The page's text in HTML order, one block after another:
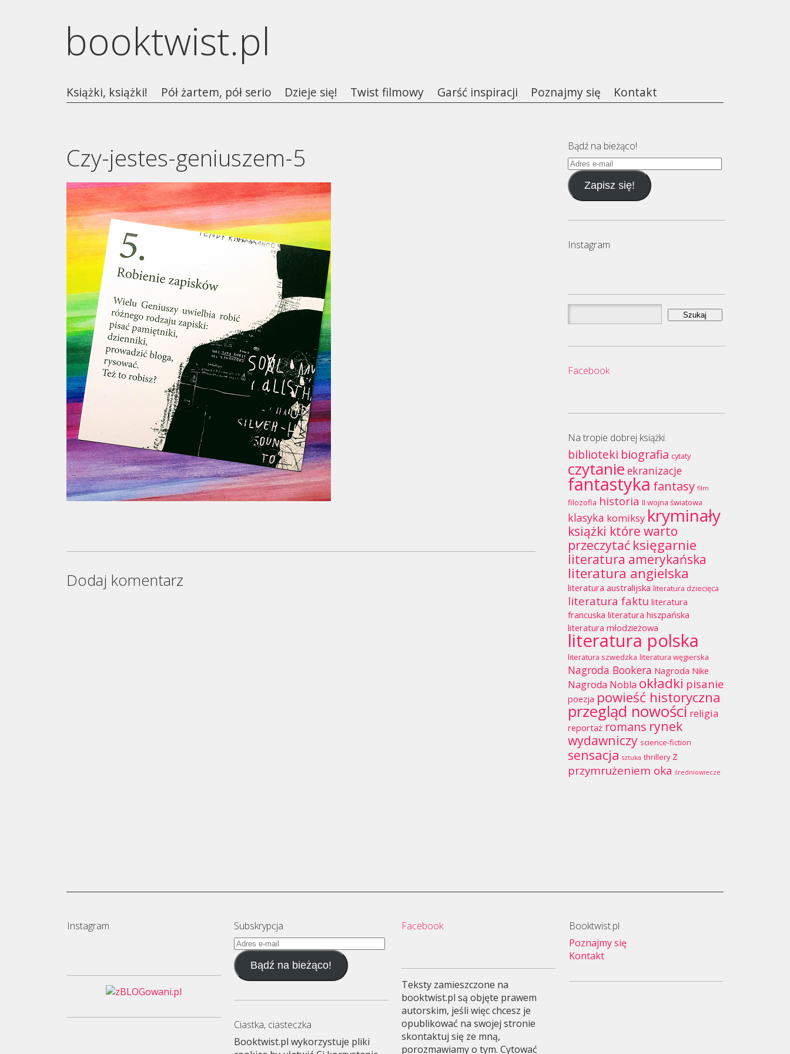
booktwist.pl
Książki, książki! Pół żartem, pół serio Dzieje się! Twist filmowy Garść inspiracji Poznajmy się Kontakt
Czy-jestes-geniuszem-5
Dodaj komentarz
Bądź na bieżąco!
Adres
e-
mailZapisz się!
Instagram
Szukaj:
Facebook
Na tropie dobrej książki:
biblioteki biografia cytaty
czytanie ekranizacje
fantastyka fantasy film
filozofia historia II wojna światowa
klasyka komiksy kryminały
książki które warto
przeczytać księgarnie
literatura amerykańska
literatura angielska
literatura australijska literatura dziecięca
literatura faktu literatura
francuska literatura hiszpańska
literatura młodzieżowa
literatura polska
literatura szwedzka literatura węgierska
Nagroda Bookera Nagroda Nike
Nagroda Nobla okładki pisanie
poezja powieść historyczna
przegląd nowości religia
reportaż romans rynek
wydawniczy science-fiction
sensacja sztuka thrillery z
przymrużeniem oka średniowiecze
Instagram
Subskrypcja
Adres
e-
mailBądź na bieżąco!
Ciastka, ciasteczka
Booktwist.pl wykorzystuje pliki
Facebook
Teksty zamieszczone na
booktwist.pl są objęte prawem
autorskim, jeśli więc chcesz je
opublikować na swojej stronie
skontaktuj się ze mną,
porozmawiamy o tym. Cytować
Booktwist.pl
Poznajmy się
Kontakt